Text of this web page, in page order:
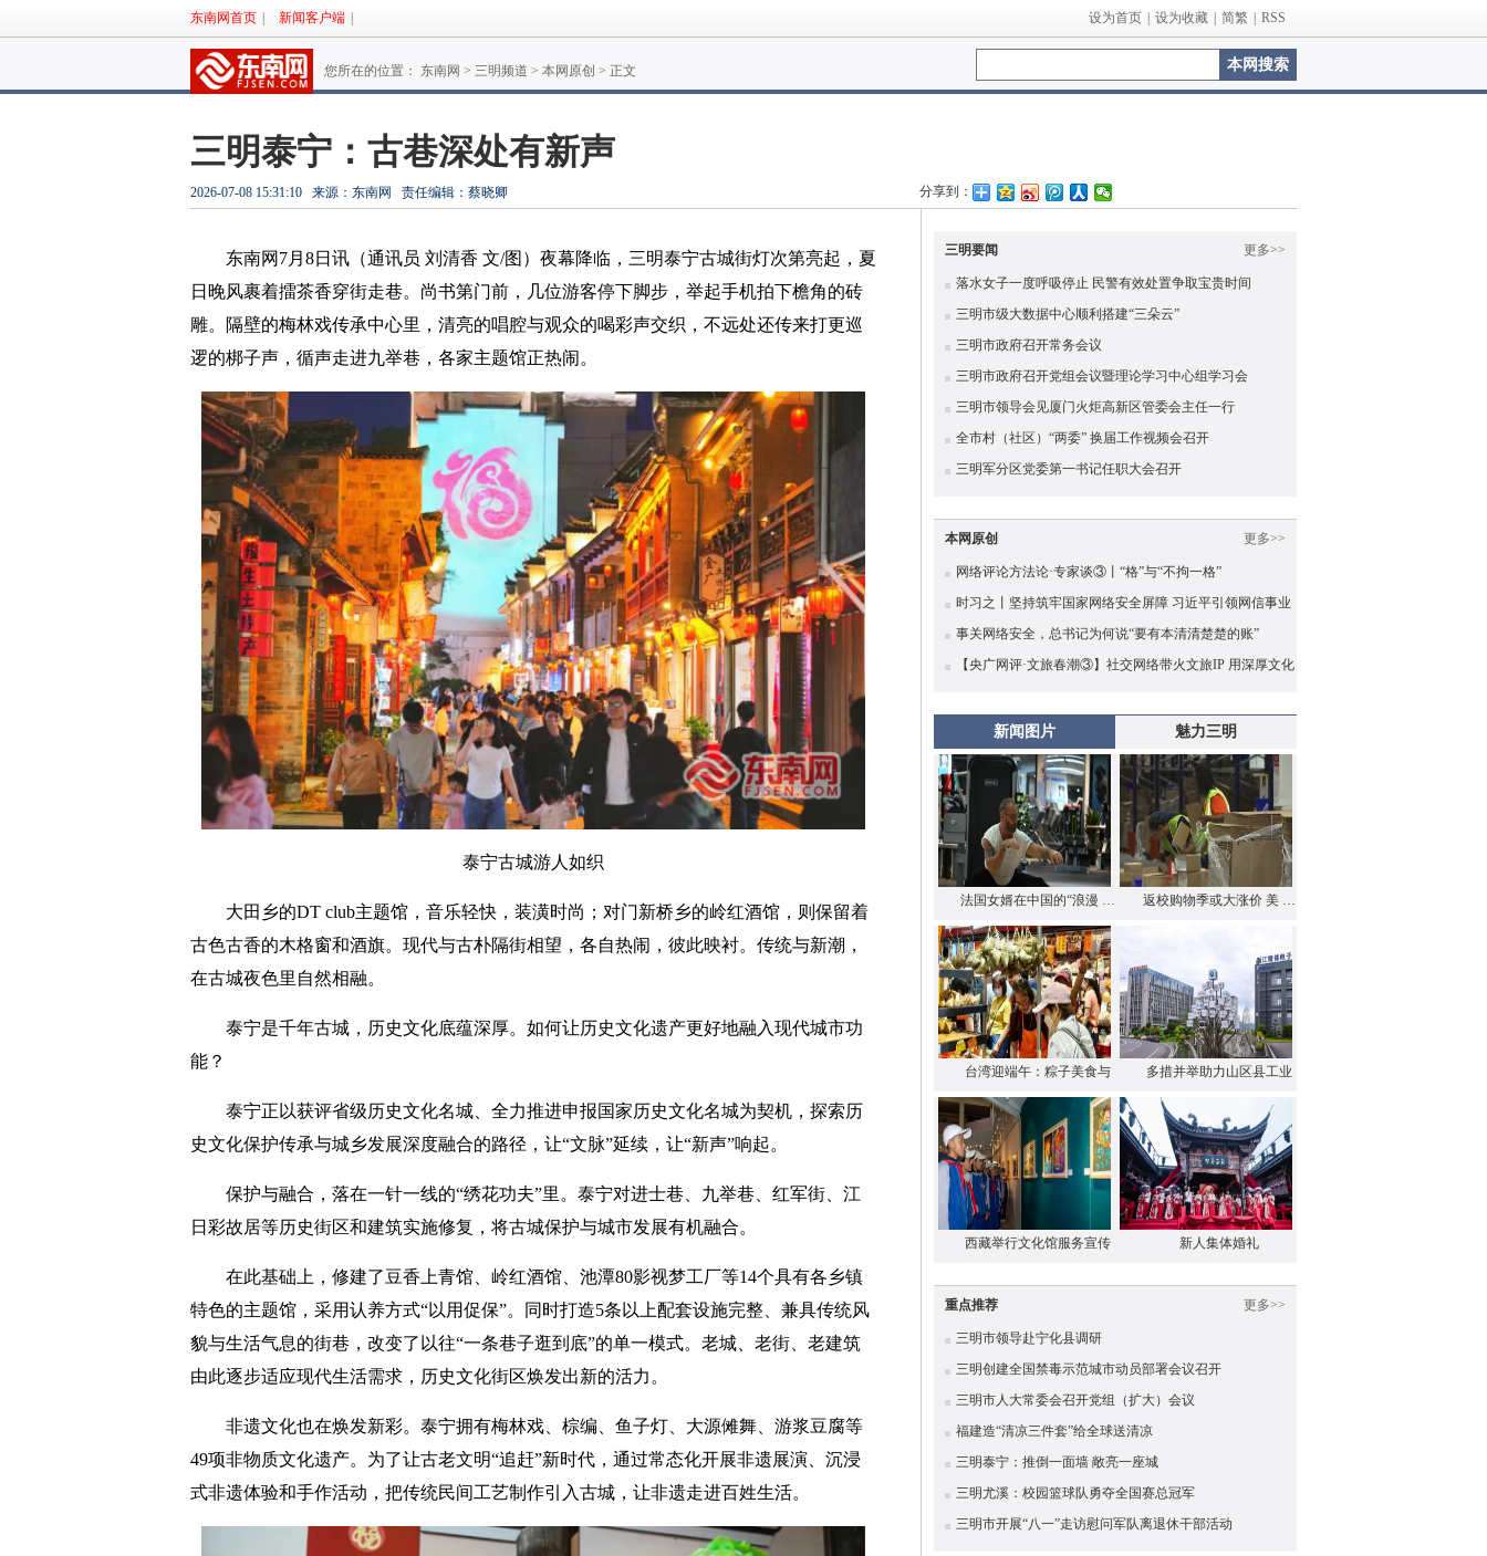
东南网首页 新闻客户端 设为首页 设为收藏 简繁 RSS
您所在的位置： 东南网 > 三明频道 > 本网原创 > 正文
三明泰宁：古巷深处有新声
2026-07-08 15:31:10 来源：东南网 责任编辑：蔡晓卿 分享到：
东南网7月8日讯（通讯员 刘清香 文/图）夜幕降临，三明泰宁古城街灯次第亮起，夏
日晚风裹着擂茶香穿街走巷。尚书第门前，几位游客停下脚步，举起手机拍下檐角的砖
雕。隔壁的梅林戏传承中心里，清亮的唱腔与观众的喝彩声交织，不远处还传来打更巡
逻的梆子声，循声走进九举巷，各家主题馆正热闹。
泰宁古城游人如织
大田乡的DT club主题馆，音乐轻快，装潢时尚；对门新桥乡的岭红酒馆，则保留着
古色古香的木格窗和酒旗。现代与古朴隔街相望，各自热闹，彼此映衬。传统与新潮，
在古城夜色里自然相融。
泰宁是千年古城，历史文化底蕴深厚。如何让历史文化遗产更好地融入现代城市功
能？
泰宁正以获评省级历史文化名城、全力推进申报国家历史文化名城为契机，探索历
史文化保护传承与城乡发展深度融合的路径，让“文脉”延续，让“新声”响起。
保护与融合，落在一针一线的“绣花功夫”里。泰宁对进士巷、九举巷、红军街、江
日彩故居等历史街区和建筑实施修复，将古城保护与城市发展有机融合。
在此基础上，修建了豆香上青馆、岭红酒馆、池潭80影视梦工厂等14个具有各乡镇
特色的主题馆，采用认养方式“以用促保”。同时打造5条以上配套设施完整、兼具传统风
貌与生活气息的街巷，改变了以往“一条巷子逛到底”的单一模式。老城、老街、老建筑
由此逐步适应现代生活需求，历史文化街区焕发出新的活力。
非遗文化也在焕发新彩。泰宁拥有梅林戏、棕编、鱼子灯、大源傩舞、游浆豆腐等
49项非物质文化遗产。为了让古老文明“追赶”新时代，通过常态化开展非遗展演、沉浸
式非遗体验和手作活动，把传统民间工艺制作引入古城，让非遗走进百姓生活。
更多>>
三明要闻
落水女子一度呼吸停止 民警有效处置争取宝贵时间
三明市级大数据中心顺利搭建“三朵云”
三明市政府召开常务会议
三明市政府召开党组会议暨理论学习中心组学习会
三明市领导会见厦门火炬高新区管委会主任一行
全市村（社区）“两委” 换届工作视频会召开
三明军分区党委第一书记任职大会召开
更多>>
本网原创
网络评论方法论·专家谈③丨“格”与“不拘一格”
时习之丨坚持筑牢国家网络安全屏障 习近平引领网信事业
高质量发展
事关网络安全，总书记为何说“要有本清清楚楚的账”
【央广网评·文旅春潮③】社交网络带火文旅IP 用深厚文化
新闻图片 魅力三明
法国女婿在中国的“浪漫 … 返校购物季或大涨价 美 …
台湾迎端午：粽子美食与
…
多措并举助力山区县工业
西藏举行文化馆服务宣传
新人集体婚礼
更多>>
重点推荐
三明市领导赴宁化县调研
三明创建全国禁毒示范城市动员部署会议召开
三明市人大常委会召开党组（扩大）会议
福建造“清凉三件套”给全球送清凉
三明泰宁：推倒一面墙 敞亮一座城
三明尤溪：校园篮球队勇夺全国赛总冠军
三明市开展“八一”走访慰问军队离退休干部活动